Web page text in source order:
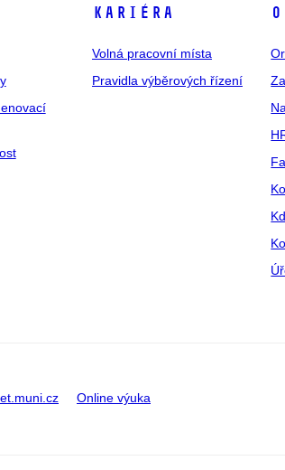
Kariéra
Volná pracovní místa
Pravidla výběrových řízení
Online výuka